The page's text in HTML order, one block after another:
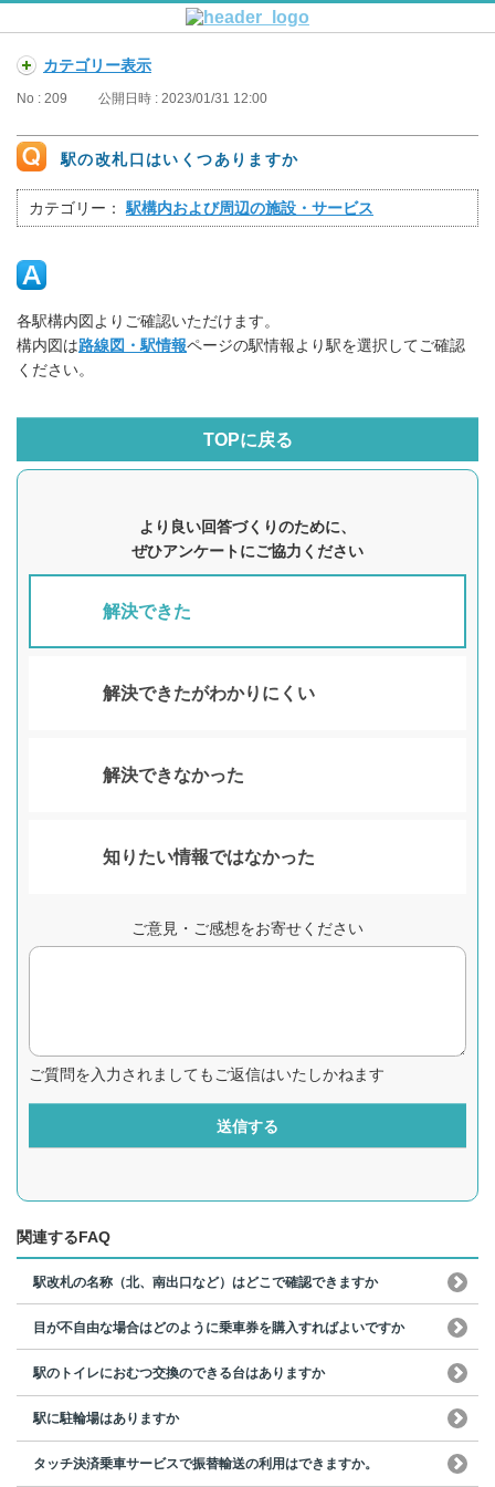
カテゴリー表示
No : 209 公開日時 : 2023/01/31 12:00
駅の改札口はいくつありますか
カテゴリー： 駅構内および周辺の施設・サービス
各駅構内図よりご確認いただけます。
構内図は路線図・駅情報ページの駅情報より駅を選択してご確認
ください。
TOPに戻る
より良い回答づくりのために、
ぜひアンケートにご協力ください
解決できた
解決できたがわかりにくい
解決できなかった
知りたい情報ではなかった
ご意見・ご感想をお寄せください
ご質問を入力されましてもご返信はいたしかねます
送信する
関連するFAQ
駅改札の名称（北、南出口など）はどこで確認できますか
目が不自由な場合はどのように乗車券を購入すればよいですか
駅のトイレにおむつ交換のできる台はありますか
駅に駐輪場はありますか
タッチ決済乗車サービスで振替輸送の利用はできますか。